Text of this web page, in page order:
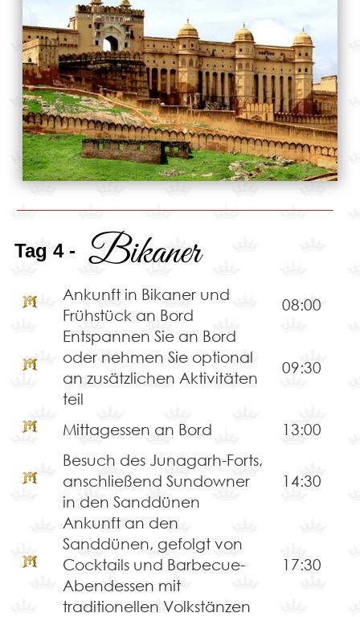
Tag 4 - Bikaner
Ankunft in Bikaner und
Frühstück an Bord
08:00
Entspannen Sie an Bord
oder nehmen Sie optional
an zusätzlichen Aktivitäten
teil
09:30
Mittagessen an Bord
13:00
Besuch des Junagarh-Forts,
anschließend Sundowner
in den Sanddünen
14:30
Ankunft an den
Sanddünen, gefolgt von
Cocktails und Barbecue-
Abendessen mit
traditionellen Volkstänzen
17:30